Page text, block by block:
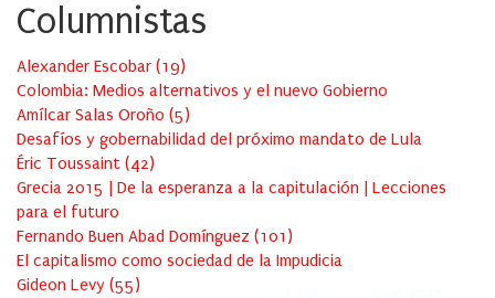
Columnistas
Alexander Escobar (19)
Colombia: Medios alternativos y el nuevo Gobierno
Amílcar Salas Oroño (5)
Desafíos y gobernabilidad del próximo mandato de Lula
Éric Toussaint (42)
Grecia 2015 | De la esperanza a la capitulación | Lecciones
para el futuro
Fernando Buen Abad Domínguez (101 )
El capitalismo como sociedad de la Impudicia
Gideon Levy (55)